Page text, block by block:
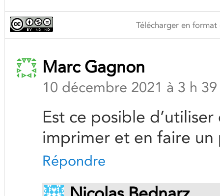
Télécharger en
Marc Gagnon
10 décembre 2021 à 3 h
Est ce posible
imprimer et en faire un
Répondre